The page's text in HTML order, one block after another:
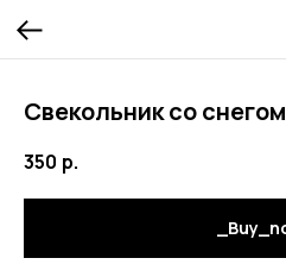
Свекольник со
350 р.